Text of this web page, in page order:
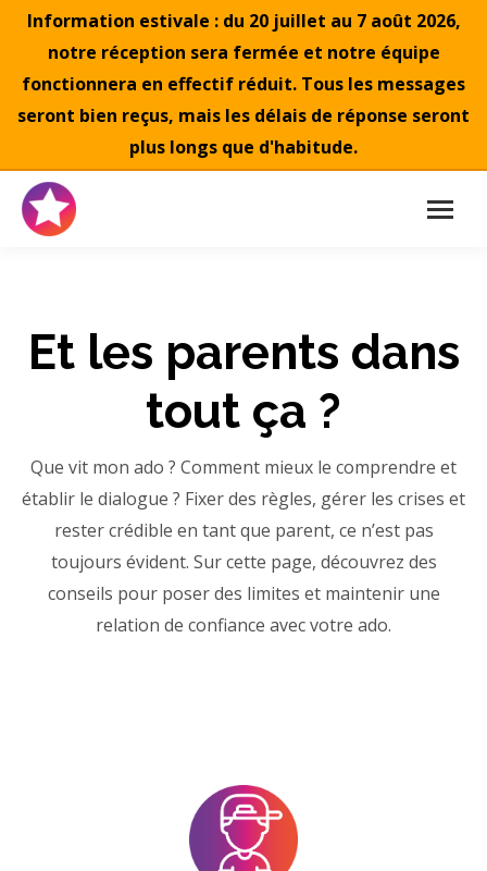
Information estivale : du 20 juillet au 7 août 2026,
notre réception sera fermée et notre équipe
fonctionnera en effectif réduit. Tous les messages
seront bien reçus, mais les délais de réponse seront
plus longs que d'habitude.
Et les parents dans
tout ça ?
Que vit mon ado ? Comment mieux le comprendre et
établir le dialogue ? Fixer des règles, gérer les crises et
rester crédible en tant que parent, ce n’est pas
toujours évident. Sur cette page, découvrez des
conseils pour poser des limites et maintenir une
relation de confiance avec votre ado.